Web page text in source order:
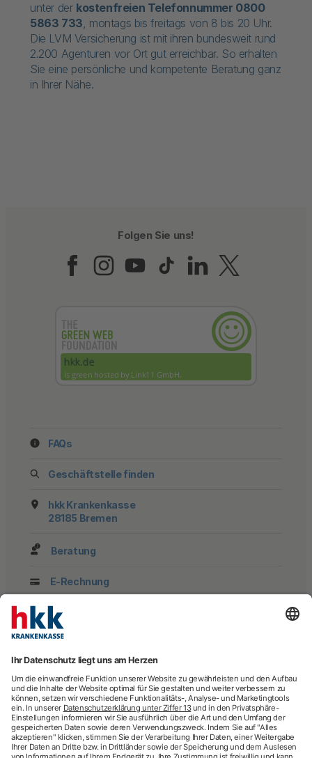
unter der kostenfreien Telefonnummer 0800
5863 733, montags bis freitags von 8 bis 20 Uhr.
Die LVM Versicherung ist mit ihren bundesweit rund
2.200 Agenturen vor Ort gut erreichbar. So erhalten
Sie eine persönliche und kompetente Beratung ganz
in Ihrer Nähe.
Folgen Sie uns!
Folgen Sie uns auf
Folgen Sie uns auf
Folgen Sie uns
Folgen Sie
Folgen
FAQs
Geschäftstelle finden
hkk Krankenkasse
28185 Bremen
Beratung
E-Rechnung
Newsletter
hkk-Services
Arztsuche
Arzttermin-Service
Behandlungsfehler
hkk med Hotline
ICD-Diagnosesuche
Krankenhaussuche
Medizinische Videosprechstunde
Pflegesuche